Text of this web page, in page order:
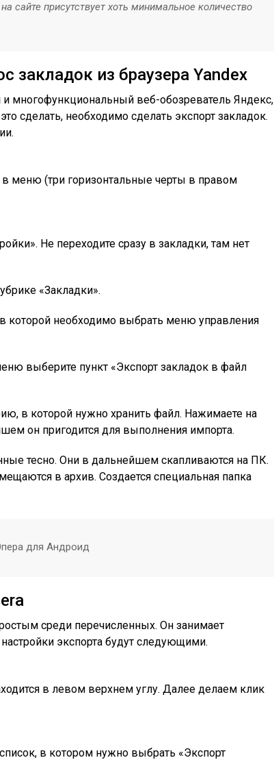
сайте присутствует хоть минимальное количество
закладок из браузера Yandex
многофункциональный веб-обозреватель Яндекс,
сделать, необходимо сделать экспорт закладок.
в меню (три горизонтальные черты в правом
Не переходите сразу в закладки, там нет
«Закладки».
которой необходимо выбрать меню управления
выберите пункт «Экспорт закладок в файл
в которой нужно хранить файл. Нажимаете на
он пригодится для выполнения импорта.
тесно. Они в дальнейшем скапливаются на ПК.
в архив. Создается специальная папка
для Андроид
среди перечисленных. Он занимает
экспорта будут следующими.
в левом верхнем углу. Далее делаем клик
в котором нужно выбрать «Экспорт